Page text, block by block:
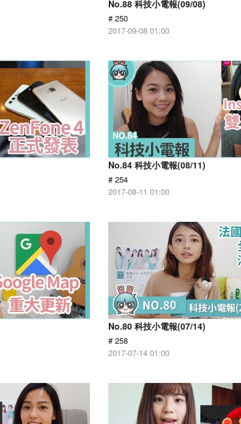
No.88 科技小電報(09/08)
# 250
2017-09-08 01:00
No.84 科技小電報(08/11)
# 254
2017-08-11 01:00
No.80 科技小電報(07/14)
# 258
2017-07-14 01:00